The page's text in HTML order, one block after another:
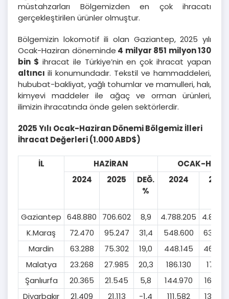
müstahzarları Bölgemizden en çok ihracatı
gerçekleştirilen ürünler olmuştur.
Bölgemizin lokomotif ili olan Gaziantep, 2025 yılı
Ocak-Haziran döneminde 4 milyar 851 milyon 130
bin $ ihracat ile Türkiye’nin en çok ihracat yapan
altıncı ili konumundadır. Tekstil ve hammaddeleri,
hububat-bakliyat, yağlı tohumlar ve mamulleri, halı,
kimyevi maddeler ile ağaç ve orman ürünleri,
ilimizin ihracatında önde gelen sektörlerdir.
2025 Yılı Ocak-Haziran Dönemi Bölgemiz İlleri
İhracat Değerleri (1.000 ABD$)
İL HAZİRAN
OCAK-
2024
2025
DEĞ.
%
2024 2025
Gaziantep 648.880 706.602 8,9 4.788.205
K.Maraş
72.470 95.247 31,4 548.600
Mardin
63.288 75.302 19,0 448.145
Malatya
23.268 27.985 20,3 186.130
Şanlıurfa
20.365 21.545 5,8 144.970
Diyarbakır
21.409 21.113 -1,4 111.582